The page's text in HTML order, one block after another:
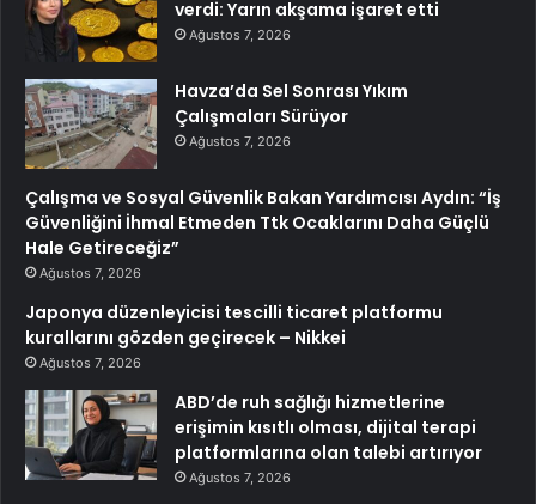
verdi: Yarın akşama işaret etti
Ağustos 7, 2026
Havza’da Sel Sonrası Yıkım
Çalışmaları Sürüyor
Ağustos 7, 2026
Çalışma ve Sosyal Güvenlik Bakan Yardımcısı Aydın: “İş
Güvenliğini İhmal Etmeden Ttk Ocaklarını Daha Güçlü
Hale Getireceğiz”
Ağustos 7, 2026
Japonya düzenleyicisi tescilli ticaret platformu
kurallarını gözden geçirecek – Nikkei
Ağustos 7, 2026
ABD’de ruh sağlığı hizmetlerine
erişimin kısıtlı olması, dijital terapi
platformlarına olan talebi artırıyor
Ağustos 7, 2026